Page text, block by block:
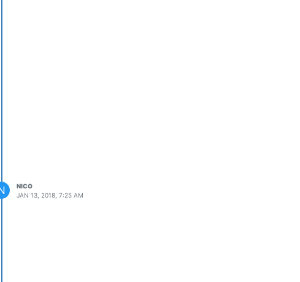
NICO
JAN 13, 2018, 7:25 AM